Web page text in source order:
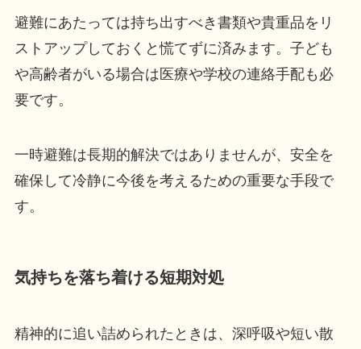
避難にあたっては持ち出すべき書類や貴重品をリ
ストアップしておくと慌てずに済みます。子ども
や高齢者がいる場合は医療や学校の連絡手配も必
要です。
一時避難は長期的解決ではありませんが、安全を
確保して冷静に今後を考えるための重要な手段で
す。
気持ちを落ち着ける短期対処
精神的に追い詰められたときは、深呼吸や短い散